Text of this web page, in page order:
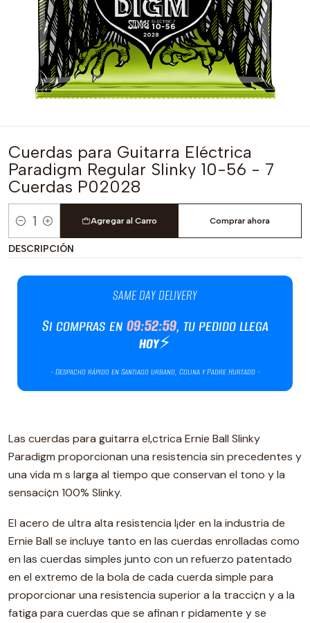
Cuerdas para Guitarra Eléctrica
Paradigm Regular Slinky 10-56 - 7
Cuerdas P02028
Cantidad
Agregar al Carro Comprar ahora
DESCRIPCIÓN
Las cuerdas para guitarra el‚ctrica Ernie Ball Slinky
Paradigm proporcionan una resistencia sin precedentes y
una vida m s larga al tiempo que conservan el tono y la
sensaci¢n 100% Slinky.
El acero de ultra alta resistencia l¡der en la industria de
Ernie Ball se incluye tanto en las cuerdas enrolladas como
en las cuerdas simples junto con un refuerzo patentado
en el extremo de la bola de cada cuerda simple para
proporcionar una resistencia superior a la tracci¢n y a la
fatiga para cuerdas que se afinan r pidamente y se